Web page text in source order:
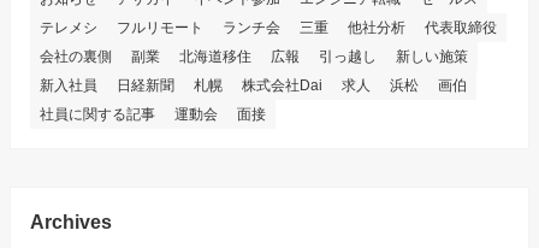
テレメシ
フルリモート ランチ会 三重 他社分析
代表取締役
会社の裏側
副業 北海道移住 広報 引っ越し
新しい施策
新入社員
日経新聞 札幌 株式会社Dai 求人 浜松
画伯
社員に関する記事
運動会 面接
Archives